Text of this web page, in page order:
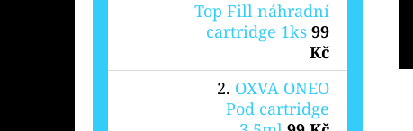
Top Fill náhradní
cartridge 1ks 99
Kč
OXVA ONEO
Pod cartridge